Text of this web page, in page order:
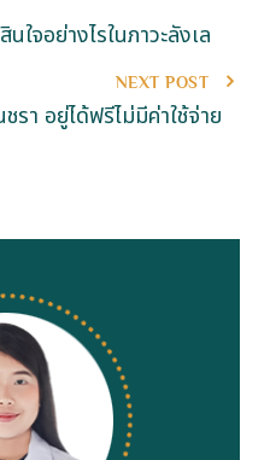
จอย่างไรในภาวะลังเล
NEXT POST
า อยู่ได้ฟรีไม่มีค่าใช้จ่าย